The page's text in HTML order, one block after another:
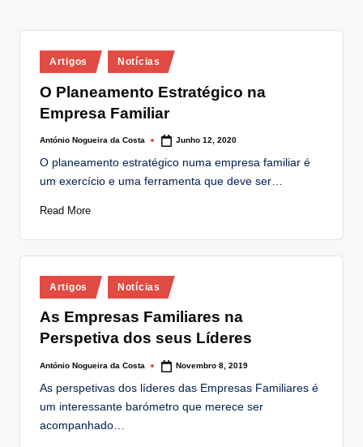
u
Posted
in
Artigos Notícias
O Planeamento Estratégico na
Empresa Familiar
Posted
António Nogueira da Costa Junho 12, 2020
O planeamento estratégico numa empresa familiar é
um exercício e uma ferramenta que deve ser…
Read More
Posted
in
Artigos Notícias
As Empresas Familiares na
Perspetiva dos seus Líderes
Posted
António Nogueira da Costa Novembro 8, 2019
As perspetivas dos líderes das Empresas Familiares é
um interessante barómetro que merece ser
acompanhado…